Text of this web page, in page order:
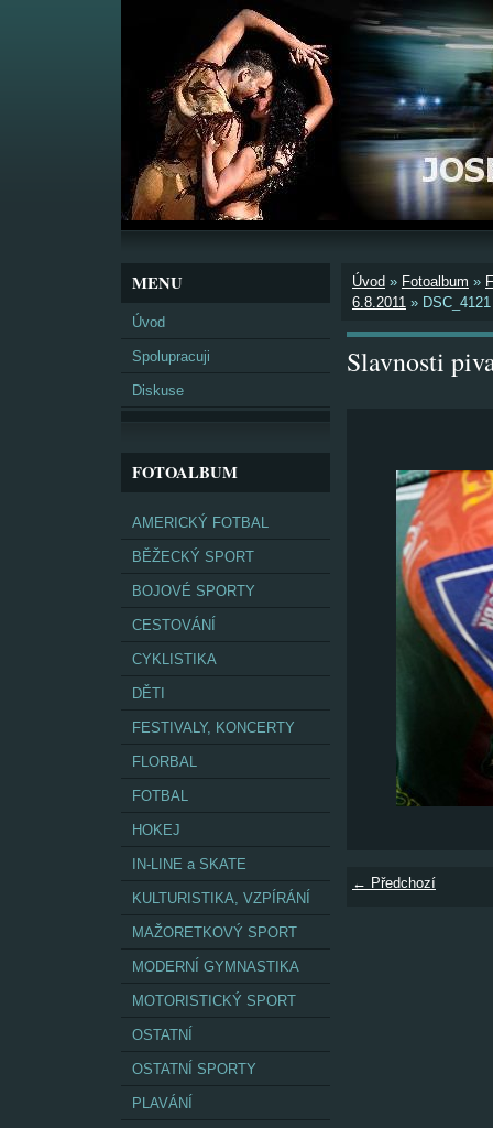
MENU
Úvod
Spolupracuji
Diskuse
FOTOALBUM
AMERICKÝ FOTBAL
BĚŽECKÝ SPORT
BOJOVÉ SPORTY
CESTOVÁNÍ
CYKLISTIKA
DĚTI
FESTIVALY, KONCERTY
FLORBAL
FOTBAL
HOKEJ
IN-LINE a SKATE
KULTURISTIKA, VZPÍRÁNÍ
MAŽORETKOVÝ SPORT
MODERNÍ GYMNASTIKA
MOTORISTICKÝ SPORT
OSTATNÍ
OSTATNÍ SPORTY
PLAVÁNÍ
Úvod » Fotoalbum »
6.8.2011 » DSC_4121
Slavnosti
← Předchozí